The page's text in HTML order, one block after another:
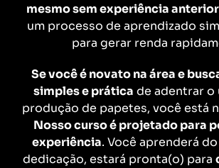
mesmo sem experiência anterior
um processo de aprendizado
para gerar renda
Se você é novato na área e
simples e prática de adentrar o
produção de papetes, você está
Nosso curso é projetado para
experiência. Você aprenderá
dedicação, estará pronta(o) para